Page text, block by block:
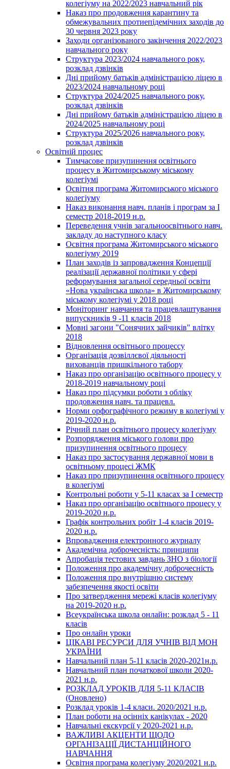
колегіуму на 2022/2023 навчальний рік
Наказ про продовження карантину та
обмежувальних протиепідемічних заходів до
30 червня 2023 року
Заходи організованого закінчення 2022/2023
навчального року
Структура 2023/2024 навчального року,
розклад дзвінків
Дні прийому батьків адміністрацією ліцею в
2023/2024 навчальному році
Структура 2024/2025 навчального року,
розклад дзвінків
Дні прийому батьків адміністрацією ліцею в
2024/2025 навчальному році
Структура 2025/2026 навчального року,
розклад дзвінків
Освітній процес
Тимчасове призупинення освітнього
процесу в Житомирському міському
колегіумі
Освітня програма Житомирського міського
колегіуму
Наказ виконання навч. планів і програм за І
семестр 2018-2019 н.р.
Переведення учнів загальноосвітнього навч.
закладу до наступного класу
Освітня програма Житомирського міського
колегіуму 2019
План заходів із запровадження Концепції
реалізації державної політики у сфері
реформування загальної середньої освіти
«Нова українська школа» в Житомирському
міському колегіумі у 2018 році
Моніторинг навчання та працевлаштування
випускників 9 -11 класів 2018
Мовні загони "Сонячних зайчиків" влітку
2018
Відновлення освітнього процессу
Організація дозвіллєвої діяльності
вихованців пришкільного табору
Наказ про організацію освітнього процесу у
2018-2019 навчальному році
Наказ про підсумки роботи з обліку
продовження навч. та працевл.
Норми орфографічного режиму в колегіумі у
2019-2020 н.р.
Річний план освітнього процесу колегіуму
Розпорядження міського голови про
призупинення освітнього процесу
Наказ про застосування державної мови в
освітньому процесі ЖМК
Наказ про призупинення освітнього процесу
в колегіумі
Контрольні роботи у 5-11 класах за І семестр
Наказ про організацію освітнього процесу у
2019-2020 н.р.
Графік контрольних робіт 1-4 класів 2019-
2020 н.р.
Впровадження електронного журналу
Академічна доброчесність: принципи
Апробація тестових завдань ЗНО з біології
Положення про академічну доброчесність
Положення про внутрішню систему
забезпечення якості освіти
Про затвердження мережі класів колегіуму
на 2019-2020 н.р.
Всеукраїнська школа онлайн: розклад 5 - 11
класів
Про онлайн уроки
ЦІКАВІ РЕСУРСИ ДЛЯ УЧНІВ ВІД МОН
УКРАЇНИ
Навчальний план 5-11 класів 2020-2021н.р.
Навчальний план початкової школи 2020-
2021 н.р.
РОЗКЛАД УРОКІВ ДЛЯ 5-11 КЛАСІВ
(Оновлено)
Розклад уроків 1-4 класи. 2020/2021 н.р.
План роботи на осінніх канікулах - 2020
Навчальні екскурсії у 2020-2021 н.р.
ВАЖЛИВІ АКЦЕНТИ ЩОДО
ОРГАНІЗАЦІЇ ДИСТАНЦІЙНОГО
НАВЧАННЯ
Освітня програма колегіуму 2020/2021 н.р.